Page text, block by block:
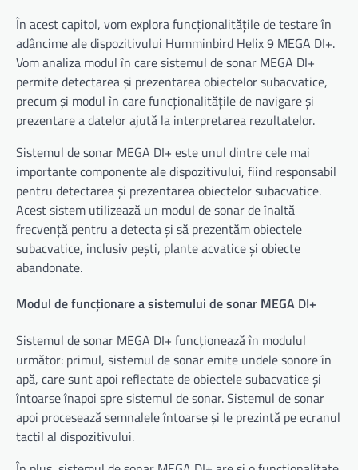
În acest capitol, vom explora funcționalitățile de testare în
adâncime ale dispozitivului Humminbird Helix 9 MEGA DI+.
Vom analiza modul în care sistemul de sonar MEGA DI+
permite detectarea și prezentarea obiectelor subacvatice,
precum și modul în care funcționalitățile de navigare și
prezentare a datelor ajută la interpretarea rezultatelor.
Sistemul de sonar MEGA DI+ este unul dintre cele mai
importante componente ale dispozitivului, fiind responsabil
pentru detectarea și prezentarea obiectelor subacvatice.
Acest sistem utilizează un modul de sonar de înaltă
frecvență pentru a detecta și să prezentăm obiectele
subacvatice, inclusiv pești, plante acvatice și obiecte
abandonate.
Modul de funcționare a sistemului de sonar MEGA DI+
Sistemul de sonar MEGA DI+ funcționează în modulul
următor: primul, sistemul de sonar emite undele sonore în
apă, care sunt apoi reflectate de obiectele subacvatice și
întoarse înapoi spre sistemul de sonar. Sistemul de sonar
apoi procesează semnalele întoarse și le prezintă pe ecranul
tactil al dispozitivului.